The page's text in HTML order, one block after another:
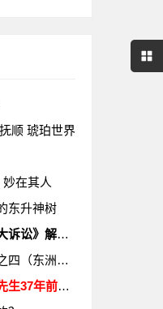
顺 琥珀世界
在其人
东升神树
》解说词
洲河口桥）
年前的作品